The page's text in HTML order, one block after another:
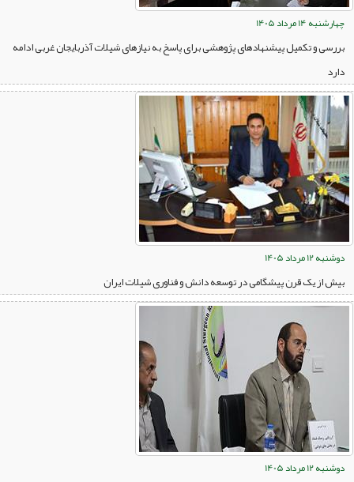
چهارشنبه 14 مرداد 1405
بررسی و تکمیل پیشنهادهای پژوهشی برای پاسخ به نیازهای شیلات آذربایجان غربی ادامه
دارد
دوشنبه 12 مرداد 1405
بیش از یک قرن پیشگامی در توسعه دانش و فناوری شیلات ایران
دوشنبه 12 مرداد 1405